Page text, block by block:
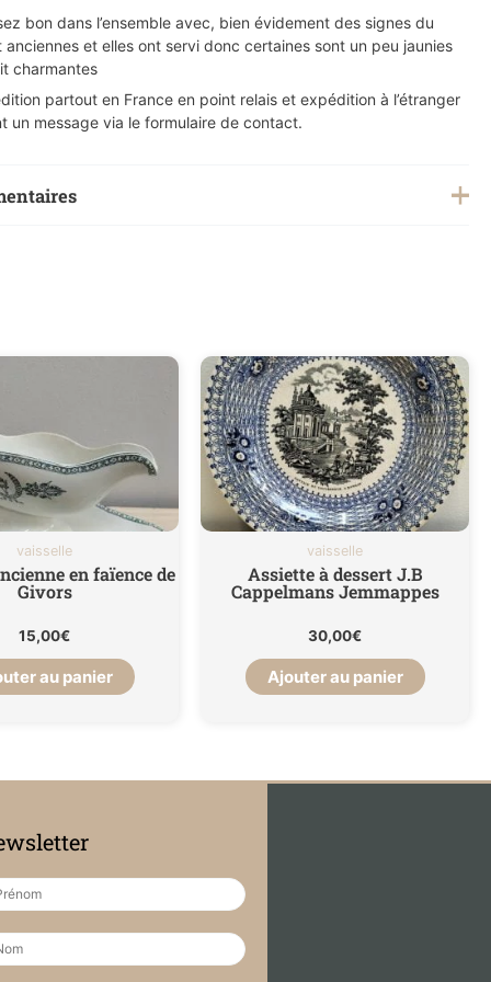
bon dans l’ensemble avec, bien évidement des signes du
et elles ont servi donc certaines sont un peu jaunies
charmantes
partout en France en point relais et expédition à l’étranger
un message via le formulaire de contact.
vaisselle
en faïence de
Givors
15,00€
au panier
vaisselle
Assiette à dessert J.B
Cappelmans Jemmappes
30,00€
Ajouter au panier